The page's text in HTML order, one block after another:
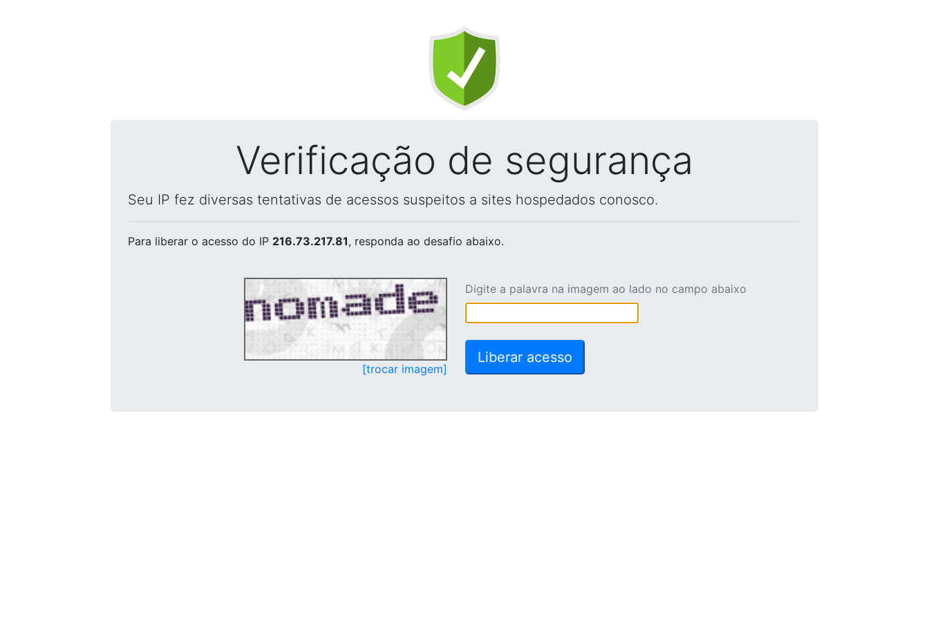
Verificação de segurança
Seu IP fez diversas tentativas de acessos suspeitos a sites hospedados conosco.
Para liberar o acesso do IP 216.73.217.81, responda ao desafio abaixo.
[trocar imagem]
Digite a palavra na imagem ao lado no campo abaixo